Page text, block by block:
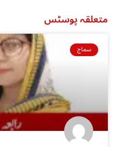
متعلقہ پوسٹس
سماج